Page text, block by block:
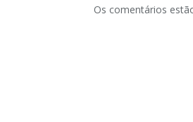
Os comentários